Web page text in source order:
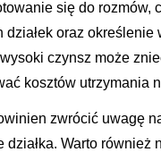
się do rozmów,
oraz określenie
czynsz może
kosztów utrzymania
zwrócić uwagę
działka. Warto